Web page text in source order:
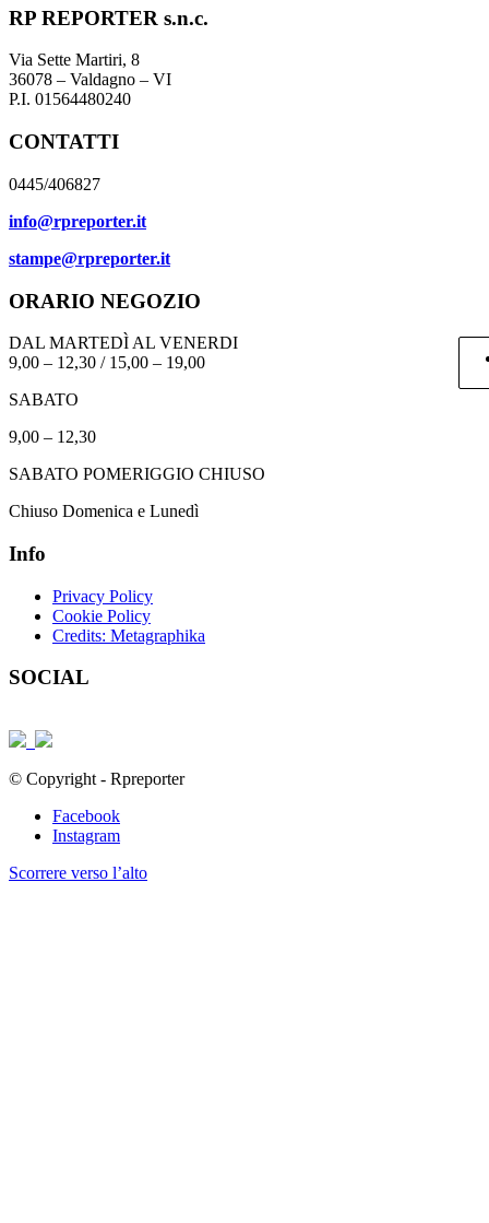
RP REPORTER s.n.c.
Via Sette Martiri, 8
36078 – Valdagno – VI
P.I. 01564480240
CONTATTI
0445/406827
info@rpreporter.it
stampe@rpreporter.it
ORARIO NEGOZIO
DAL MARTEDÌ AL VENERDI
9,00 – 12,30 / 15,00 – 19,00
SABATO
9,00 – 12,30
SABATO POMERIGGIO CHIUSO
Chiuso Domenica e Lunedì
Info
Privacy Policy
Cookie Policy
Credits: Metagraphika
SOCIAL
© Copyright - Rpreporter
Facebook
Instagram
Scorrere verso l’alto